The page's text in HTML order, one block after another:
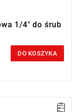
1/4" do śrub
DO KOSZYKA